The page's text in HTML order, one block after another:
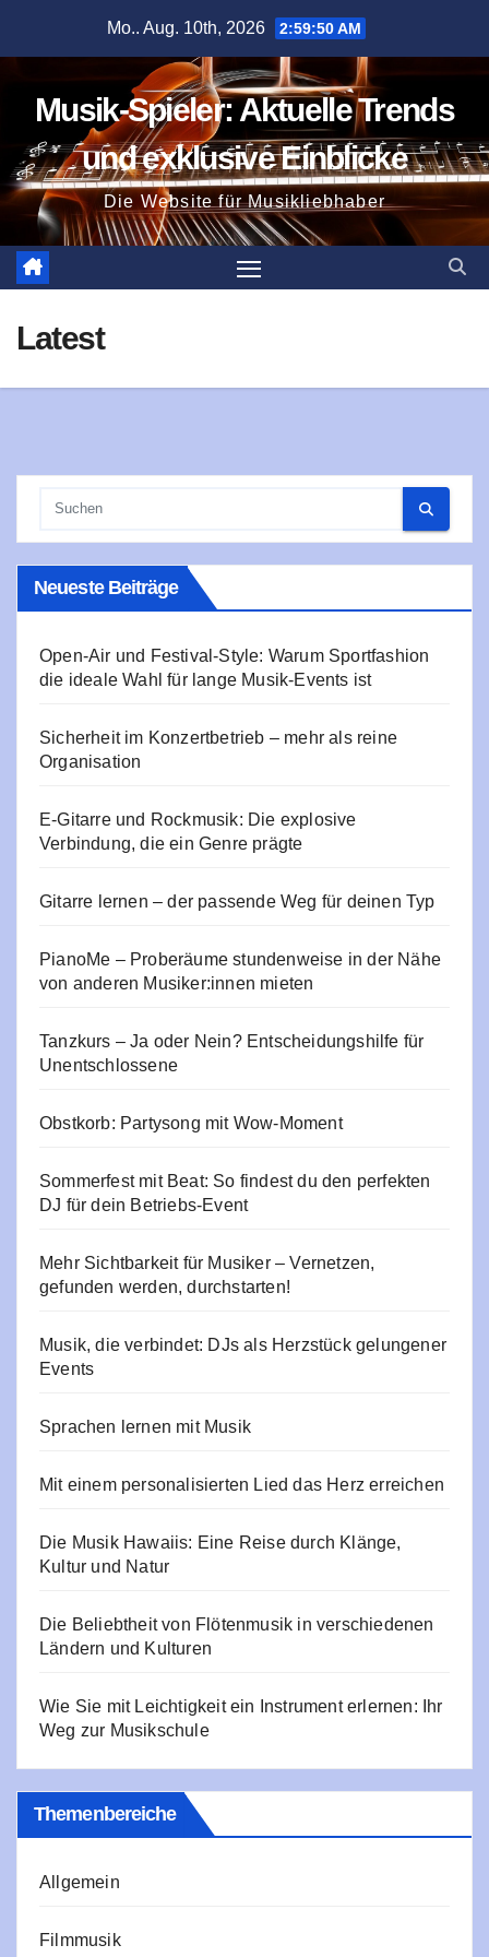
Mo.. Aug. 10th, 2026 2:59:51 AM
Musik-Spieler: Aktuelle Trends
und exklusive Einblicke
Die Website für Musikliebhaber
Latest
Neueste Beiträge
Open-Air und Festival-Style: Warum Sportfashion
die ideale Wahl für lange Musik-Events ist
Sicherheit im Konzertbetrieb – mehr als reine
Organisation
E‑Gitarre und Rockmusik: Die explosive
Verbindung, die ein Genre prägte
Gitarre lernen – der passende Weg für deinen Typ
PianoMe – Proberäume stundenweise in der Nähe
von anderen Musiker:innen mieten
Tanzkurs – Ja oder Nein? Entscheidungshilfe für
Unentschlossene
Obstkorb: Partysong mit Wow-Moment
Sommerfest mit Beat: So findest du den perfekten
DJ für dein Betriebs-Event
Mehr Sichtbarkeit für Musiker – Vernetzen,
gefunden werden, durchstarten!
Musik, die verbindet: DJs als Herzstück gelungener
Events
Sprachen lernen mit Musik
Mit einem personalisierten Lied das Herz erreichen
Die Musik Hawaiis: Eine Reise durch Klänge,
Kultur und Natur
Die Beliebtheit von Flötenmusik in verschiedenen
Ländern und Kulturen
Wie Sie mit Leichtigkeit ein Instrument erlernen: Ihr
Weg zur Musikschule
Themenbereiche
Allgemein
Filmmusik